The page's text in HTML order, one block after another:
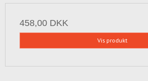
458,00 DKK
Vis produkt